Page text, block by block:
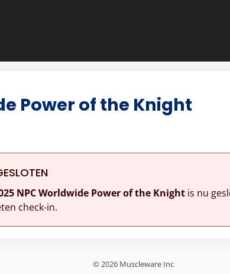
Power of the Knight
NPC Worldwide Power of the Knightis nu
check-in.
© 2026 Muscleware Inc